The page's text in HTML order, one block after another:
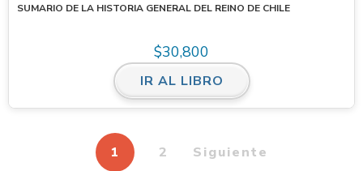
SUMARIO DE LA HISTORIA GENERAL DEL REINO DE CHILE
$30,800
IR AL LIBRO
1 2 Siguiente